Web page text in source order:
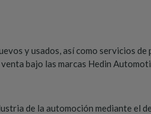
y usados, así como servicios de
bajo las marcas Hedin
de la automoción mediante el